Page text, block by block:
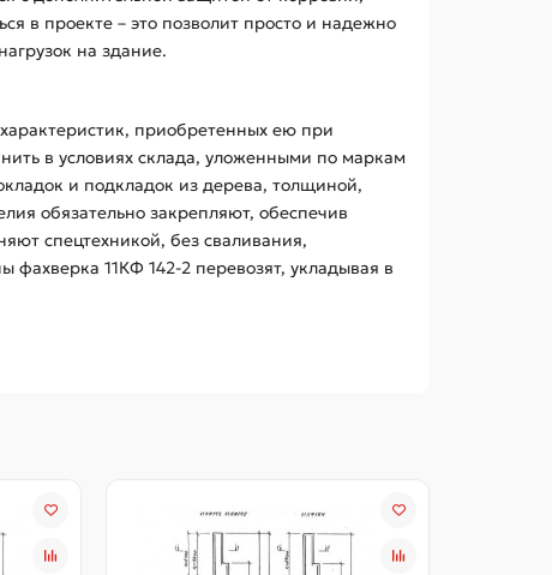
в проекте – это позволит просто и надежно
на здание.
приобретенных ею при
в условиях склада, уложенными по маркам
и подкладок из дерева, толщиной,
обязательно закрепляют, обеспечив
спецтехникой, без сваливания,
11КФ 142-2 перевозят, укладывая в